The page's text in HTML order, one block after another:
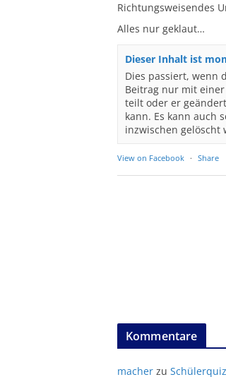
Richtungsweisendes
Alles nur geklaut…
Dieser Inhalt ist
Dies passiert, wenn
Beitrag nur mit
teilt oder er
kann. Es kann auch
inzwischen gelöscht
View on Facebook · Share
Kommentare
macher zu